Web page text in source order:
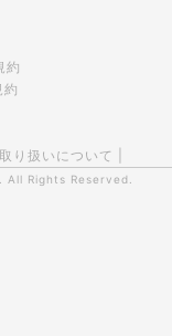
約
り扱いについて
All Rights Reserved.